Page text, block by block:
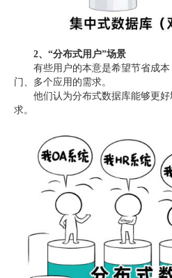
2、“分布式用户”场景
有些用户的本意是希望节省成
门、多个应用的需求。
他们认为分布式数据库能够更
求。